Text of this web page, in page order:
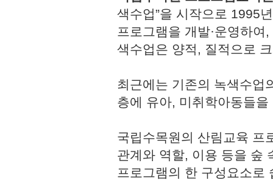
색수업”을 시작으로 1995
프로그램을 개발·운영하
색수업은 양적, 질적으로
최근에는 기존의 녹색수업
층에 유아, 미취학아동들
국립수목원의 산림교육 프
관계와 역할, 이용 등을 숲
프로그램의 한 구성요소로